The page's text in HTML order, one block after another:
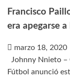
Francisco
era apegarse a
marzo 18, 2020
Johnny Nnieto –
Fútbol anunció